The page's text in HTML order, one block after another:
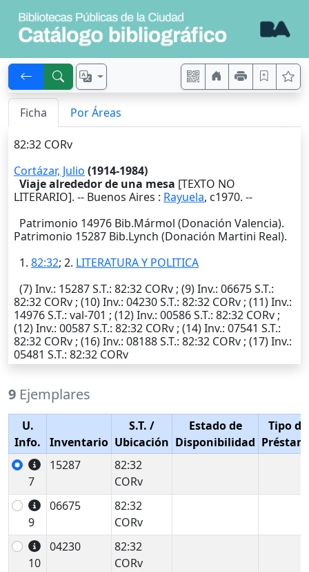
Ficha Por Áreas
82:32 CORv
Cortázar, Julio (1914-1984)
Viaje alrededor de una mesa [TEXTO NO
LITERARIO]. -- Buenos Aires : Rayuela, c1970. --
Patrimonio 14976 Bib.Mármol (Donación Valencia).
Patrimonio 15287 Bib.Lynch (Donación Martini Real).
1. 82:32; 2. LITERATURA Y POLITICA
(7)Inv.: 15287S.T.: 82:32 CORv ; (9)Inv.: 06675S.T.:
82:32 CORv ; (10)Inv.: 04230S.T.: 82:32 CORv ; (11)Inv.:
14976S.T.: val-701 ; (12)Inv.: 00586S.T.: 82:32 CORv ;
(12)Inv.: 00587S.T.: 82:32 CORv ; (14)Inv.: 07541 S.T.:
82:32 CORv ; (16)Inv.: 08188S.T.: 82:32 CORv ; (17)Inv.:
05481 S.T.: 82:32 CORv
9 Ejemplares
U.
Info.
Inventario
S.T. /
Ubicación
Estado de
Disponibilidad
Tipo de
7
15287
82:32
CORv
9
06675
82:32
CORv
10
04230
82:32
CORv